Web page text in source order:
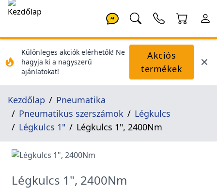
AI
Különleges akciók elérhetők! Ne
hagyja ki a nagyszerű
ajánlatokat!
Akciós
termékek
Kezdőlap
Pneumatika
Pneumatikus szerszámok
Légkulcs
Légkulcs 1"
Légkulcs 1", 2400Nm
Légkulcs 1", 2400Nm